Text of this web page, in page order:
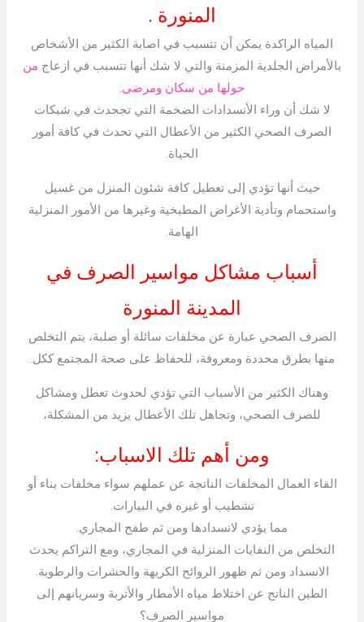
المنورة .
المياه الراكدة يمكن أن تتسبب في اصابة الكثير من الأشخاص
بالأمراض الجلدية المزمنة والتي لا شك أنها تتسبب في ازعاج من
حولها من سكان ومرضى.
لا شك أن وراء الأنسدادات الضخمة التي تجحدث في شبكات
الصرف الصحي الكثير من الأعطال التي تحدث في كافة أمور
الحياة.
حيث أنها تؤدي إلى تعطيل كافة شئون المنزل من غسيل
واستحمام وتأدية الأغراض المطبخية وغيرها من الأمور المنزلية
الهامة.
أسباب مشاكل مواسير الصرف في
المدينة المنورة
الصرف الصحي عبارة عن مخلفات سائلة أو صلبة، يتم التخلص
منها بطرق محددة ومعروفة، للحفاظ على صحة المجتمع ككل.
وهناك الكثير من الأسباب التي تؤدي لحدوث تعطل ومشاكل
للصرف الصحي، وتجاهل تلك الأعطال يزيد من المشكلة،
ومن أهم تلك الاسباب:
القاء العمال المخلفات الناتجة عن عملهم سواء مخلفات بناء أو
تشطيب أو غيره في البيارات.
مما يؤدي لانسدادها ومن ثم طفح المجاري.
التخلص من النفايات المنزلية في المجاري، ومع التراكم يحدث
الانسداد ومن ثم ظهور الروائح الكريهة والحشرات والرطوبة.
الطين الناتج عن اختلاط مياه الأمطار والأتربة وسريانهم إلى
مواسير الصرف؟